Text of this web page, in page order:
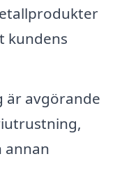
kundens
är avgörande
annan